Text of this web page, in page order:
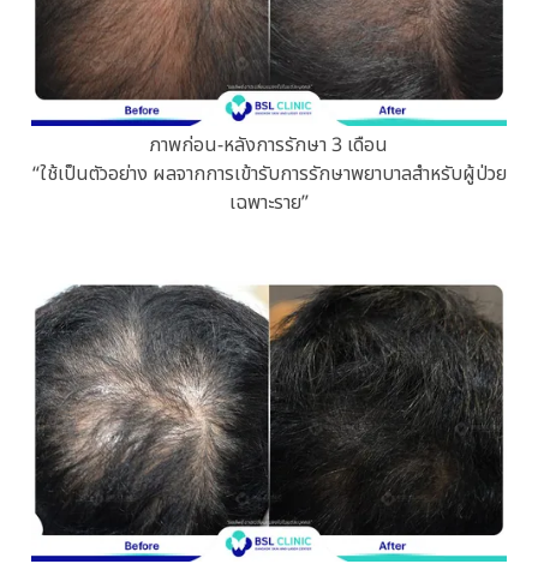
ภาพก่อน-หลังการรักษา 3 เดือน
“ใช้เป็นตัวอย่าง ผลจากการเข้ารับการรักษาพยาบาลสำหรับผู้ป่วย
เฉพาะราย”